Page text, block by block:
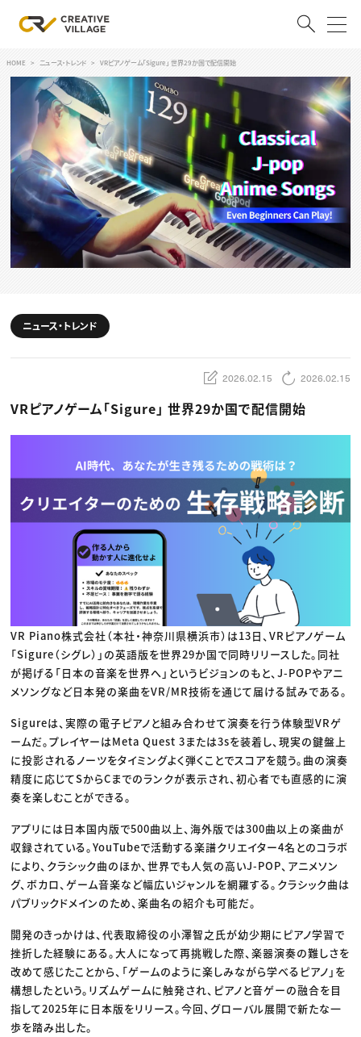
ACCOUNT
ログイン 会員登録
RECRUIT
クリエイター求人を探す
CREATIVE JOB求人検索
特集求人
採用説明会
転職支援サービス
CONTENTS
スキルアップしたい！ トップ
デザイン
動画配信・映像制作
ディレクション
業界解説・キャリア事情
TOP Creator’s コラム
ゲームクリエイター
映像クリエイター
マーケッター
C＆R Magazine
映像
広告
出版
CREATIVE VILLAGEからのお知らせ
プロフェッショナル×つながる×メディア
HOME ニュース・トレンド VRピアノゲーム「Sigure」 世界29か国で配信開始
ニュース・トレンド
2026.02.15 2026.02.15
VRピアノゲーム「Sigure」 世界29か国で配信開始
VR Piano株式会社（本社・神奈川県横浜市）は13日、VRピアノゲーム
「Sigure（シグレ）」の英語版を世界29か国で同時リリースした。同社
が掲げる「日本の音楽を世界へ」というビジョンのもと、J-POPやアニ
メソングなど日本発の楽曲をVR/MR技術を通じて届ける試みである。
Sigureは、実際の電子ピアノと組み合わせて演奏を行う体験型VRゲ
ームだ。プレイヤーはMeta Quest 3または3sを装着し、現実の鍵盤上
に投影されるノーツをタイミングよく弾くことでスコアを競う。曲の演奏
精度に応じてSからCまでのランクが表示され、初心者でも直感的に演
奏を楽しむことができる。
アプリには日本国内版で500曲以上、海外版では300曲以上の楽曲が
収録されている。YouTubeで活動する楽譜クリエイター4名とのコラボ
により、クラシック曲のほか、世界でも人気の高いJ-POP、アニメソン
グ、ボカロ、ゲーム音楽など幅広いジャンルを網羅する。クラシック曲は
パブリックドメインのため、楽曲名の紹介も可能だ。
開発のきっかけは、代表取締役の小澤智之氏が幼少期にピアノ学習で
挫折した経験にある。大人になって再挑戦した際、楽器演奏の難しさを
改めて感じたことから、「ゲームのように楽しみながら学べるピアノ」を
構想したという。リズムゲームに触発され、ピアノと音ゲーの融合を目
指して2025年に日本版をリリース。今回、グローバル展開で新たな一
歩を踏み出した。